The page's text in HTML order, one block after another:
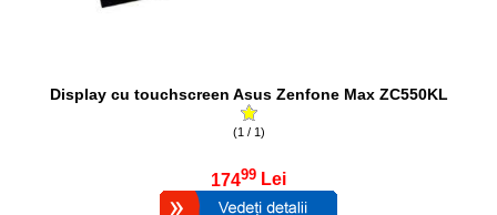
Display cu touchscreen Asus Zenfone Max ZC550KL
(1 / 1)
17499 Lei